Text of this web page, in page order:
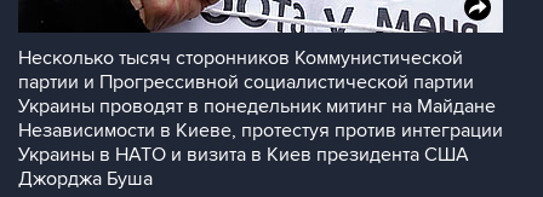
Несколько тысяч сторонников Коммунистической
партии и Прогрессивной социалистической партии
Украины проводят в понедельник митинг на Майдане
Независимости в Киеве, протестуя против интеграции
Украины в НАТО и визита в Киев президента США
Джорджа Буша